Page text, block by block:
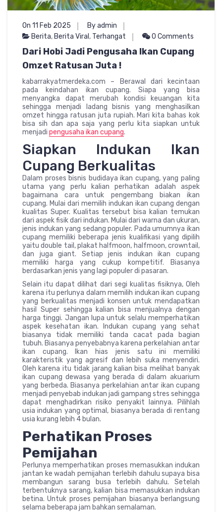
On 11 Feb 2025
By admin
Berita, Berita Viral , Terhangat 0 Comments
Dari Hobi Jadi Pengusaha Ikan Cupang
Omzet Ratusan Juta !
kabarrakyatmerdeka.com – Berawal dari kecintaan
pada keindahan ikan cupang. Siapa yang bisa
menyangka dapat merubah kondisi keuangan kita
sehingga menjadi ladang bisnis yang menghasilkan
omzet hingga ratusan juta rupiah. Mari kita bahas kok
bisa sih dan apa saja yang perlu kita siapkan untuk
menjadi pengusaha ikan cupang.
Siapkan Indukan Ikan
Cupang Berkualitas
Dalam proses bisnis budidaya ikan cupang, yang paling
utama yang perlu kalian perhatikan adalah aspek
bagaimana cara untuk pengembang biakan ikan
cupang. Mulai dari memilih indukan ikan cupang dengan
kualitas Super. Kualitas tersebut bisa kalian temukan
dari aspek fisik dari indukan. Mulai dari warna dan ukuran,
jenis indukan yang sedang populer. Pada umumnya ikan
cupang memiliki beberapa jenis kualifikasi yang dipilih
yaitu double tail, plakat halfmoon, halfmoon, crowntail,
dan juga giant. Setiap jenis indukan ikan cupang
memiliki harga yang cukup kompetitif. Biasanya
berdasarkan jenis yang lagi populer di pasaran.
Selain itu dapat dilihat dari segi kualitas fisiknya, Oleh
karena itu perlunya dalam memilih indukan ikan cupang
yang berkualitas menjadi konsen untuk mendapatkan
hasil Super sehingga kalian bisa menjualnya dengan
harga tinggi. Jangan lupa untuk selalu memperhatikan
aspek kesehatan ikan. Indukan cupang yang sehat
biasanya tidak memiliki tanda cacat pada bagian
tubuh. Biasanya penyebabnya karena perkelahian antar
ikan cupang. Ikan hias jenis satu ini memiliki
karakteristik yang agresif dan lebih suka menyendiri.
Oleh karena itu tidak jarang kalian bisa melihat banyak
ikan cupang dewasa yang berada di dalam akuarium
yang berbeda. Biasanya perkelahian antar ikan cupang
menjadi penyebab indukan jadi gampang stres sehingga
dapat menghadirkan risiko penyakit lainnya. Pilihlah
usia indukan yang optimal, biasanya berada di rentang
usia kurang lebih 4 bulan.
Perhatikan Proses
Pemijahan
Perlunya memperhatikan proses memasukkan indukan
jantan ke wadah pemijahan terlebih dahulu supaya bisa
membangun sarang busa terlebih dahulu. Setelah
terbentuknya sarang, kalian bisa memasukkan indukan
betina. Untuk proses pemijahan biasanya berlangsung
selama beberapa jam bahkan semalaman.